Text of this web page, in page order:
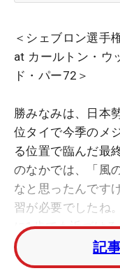
＜シェブロン選
at カールトン・
ド・パー72＞
勝みなみは、日本
位タイで今季のメ
る位置で臨んだ最
のなかでは、「風
なと思ったんです
習が必要でしたね
に1歩でも近づけ
を感じた。
記